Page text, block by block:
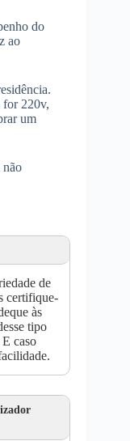
do
ao
for 220v,
um
não
de
certifique-
às
tipo
caso